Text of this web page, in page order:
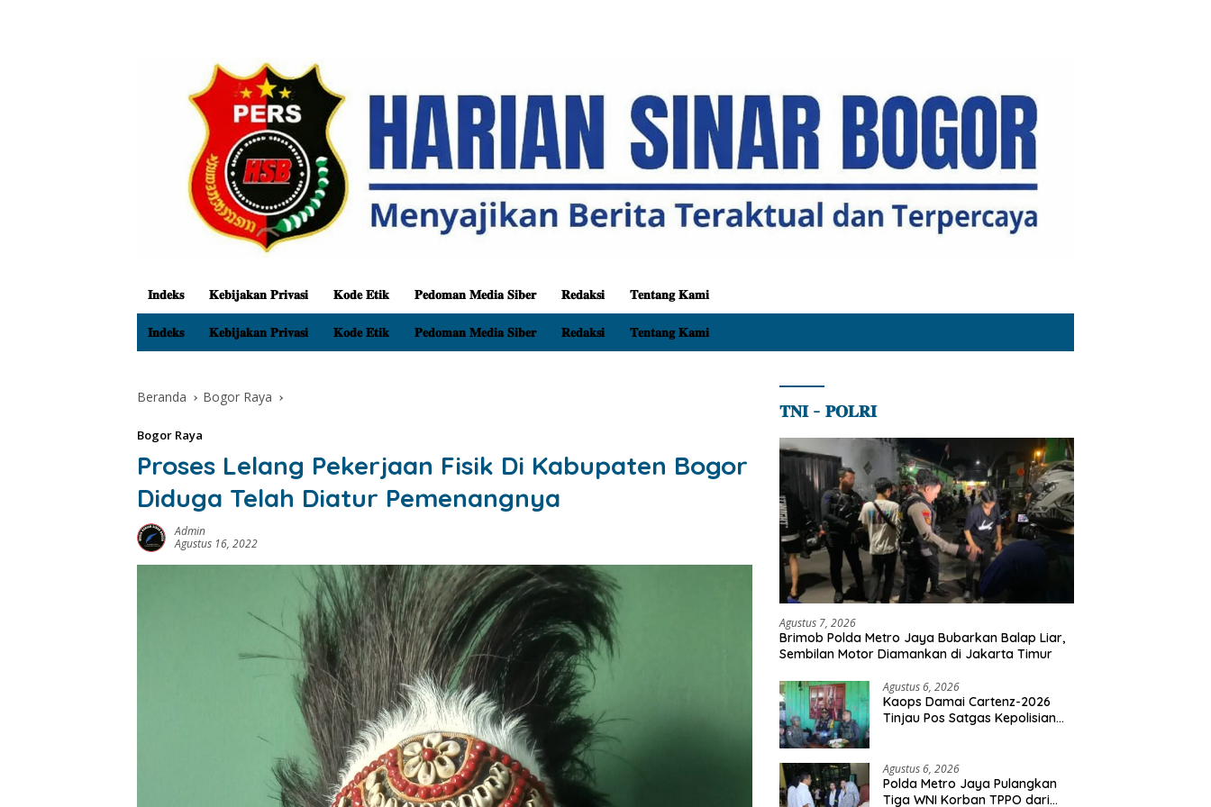
𝐈𝐧𝐝𝐞𝐤𝐬 𝐊𝐞𝐛𝐢𝐣𝐚𝐤𝐚𝐧 𝐏𝐫𝐢𝐯𝐚𝐬𝐢 𝐊𝐨𝐝𝐞 𝐄𝐭𝐢𝐤 𝐏𝐞𝐝𝐨𝐦𝐚𝐧 𝐌𝐞𝐝𝐢𝐚 𝐒𝐢𝐛𝐞𝐫 𝐑𝐞𝐝𝐚𝐤𝐬𝐢 𝐓𝐞𝐧𝐭𝐚𝐧𝐠 𝐊𝐚𝐦𝐢
𝐈𝐧𝐝𝐞𝐤𝐬 𝐊𝐞𝐛𝐢𝐣𝐚𝐤𝐚𝐧 𝐏𝐫𝐢𝐯𝐚𝐬𝐢 𝐊𝐨𝐝𝐞 𝐄𝐭𝐢𝐤 𝐏𝐞𝐝𝐨𝐦𝐚𝐧 𝐌𝐞𝐝𝐢𝐚 𝐒𝐢𝐛𝐞𝐫 𝐑𝐞𝐝𝐚𝐤𝐬𝐢 𝐓𝐞𝐧𝐭𝐚𝐧𝐠 𝐊𝐚𝐦𝐢
Beranda Bogor Raya
Bogor Raya
Proses Lelang Pekerjaan Fisik Di Kabupaten Bogor
Diduga Telah Diatur Pemenangnya
Admin
Agustus 16, 2022
𝐓𝐍𝐈 – 𝐏𝐎𝐋𝐑𝐈
Agustus 7, 2026
Brimob Polda Metro Jaya Bubarkan Balap Liar,
Sembilan Motor Diamankan di Jakarta Timur
Agustus 6, 2026
Kaops Damai Cartenz-2026
Tinjau Pos Satgas Kepolisian
Bersama Masyarakat
Agustus 6, 2026
Polda Metro Jaya Pulangkan
Tiga WNI Korban TPPO dari